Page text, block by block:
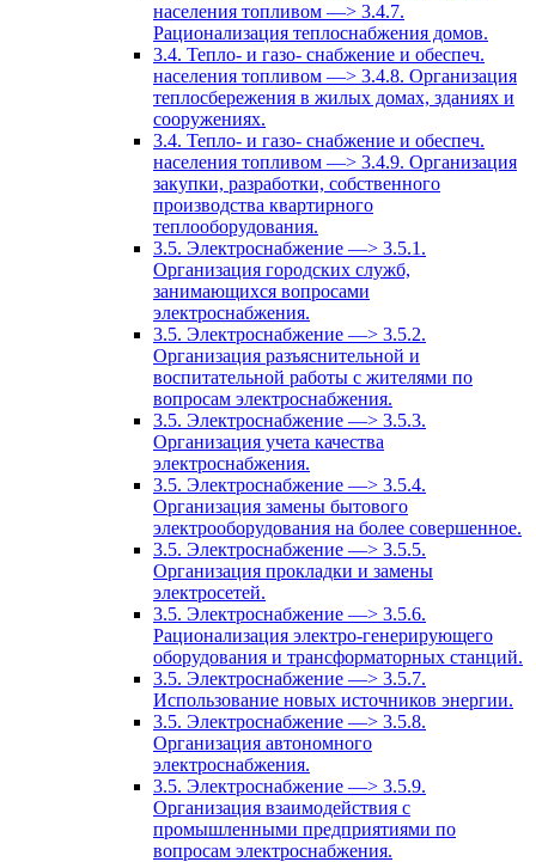
населения топливом —> 3.4.7.
Рационализация теплоснабжения домов.
3.4. Тепло- и газо- снабжение и обеспеч.
населения топливом —> 3.4.8. Организация
теплосбережения в жилых домах, зданиях и
сооружениях.
3.4. Тепло- и газо- снабжение и обеспеч.
населения топливом —> 3.4.9. Организация
закупки, разработки, собственного
производства квартирного
теплооборудования.
3.5. Электроснабжение —> 3.5.1.
Организация городских служб,
занимающихся вопросами
электроснабжения.
3.5. Электроснабжение —> 3.5.2.
Организация разъяснительной и
воспитательной работы с жителями по
вопросам электроснабжения.
3.5. Электроснабжение —> 3.5.3.
Организация учета качества
электроснабжения.
3.5. Электроснабжение —> 3.5.4.
Организация замены бытового
электрооборудования на более совершенное.
3.5. Электроснабжение —> 3.5.5.
Организация прокладки и замены
электросетей.
3.5. Электроснабжение —> 3.5.6.
Рационализация электро-генерирующего
оборудования и трансформаторных станций.
3.5. Электроснабжение —> 3.5.7.
Использование новых источников энергии.
3.5. Электроснабжение —> 3.5.8.
Организация автономного
электроснабжения.
3.5. Электроснабжение —> 3.5.9.
Организация взаимодействия с
промышленными предприятиями по
вопросам электроснабжения.